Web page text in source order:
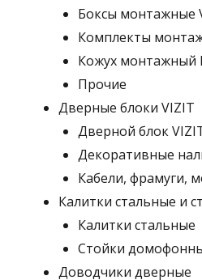
Боксы монтажные
Комплекты
Кожух монтажный
Прочие
Дверные блоки VIZIT
Дверной блок
Декоративные
Кабели, фрамуги,
Калитки стальные и
Калитки стальные
Стойки
Доводчики дверные